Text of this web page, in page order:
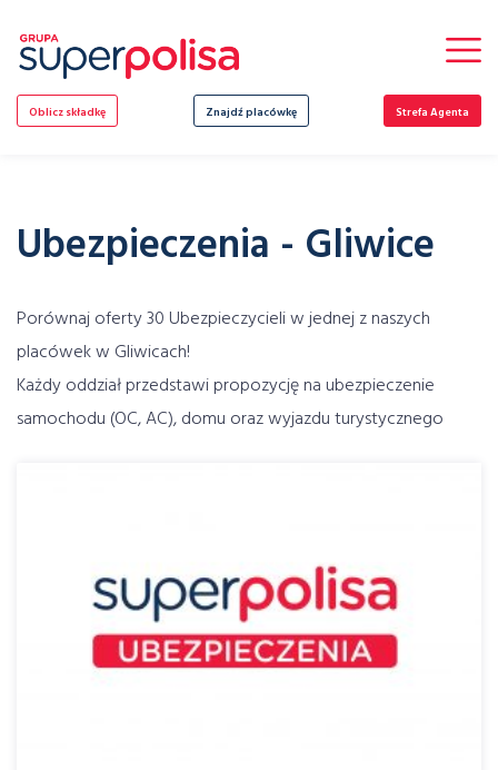
Oblicz składkę Znajdź placówkę Strefa Agenta
Ubezpieczenia - Gliwice
Porównaj oferty 30 Ubezpieczycieli w jednej z naszych
placówek w Gliwicach!
Każdy oddział przedstawi propozycję na ubezpieczenie
samochodu (OC, AC), domu oraz wyjazdu turystycznego